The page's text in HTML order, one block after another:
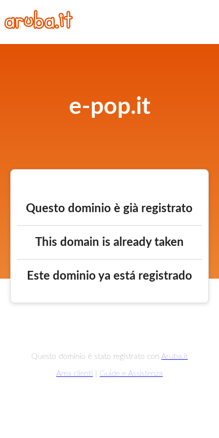
e-pop.it
Questo dominio è già registrato
This domain is already taken
Este dominio ya está registrado
Questo dominio è stato registrato con Aruba.it
Area clienti Guide e Assistenza